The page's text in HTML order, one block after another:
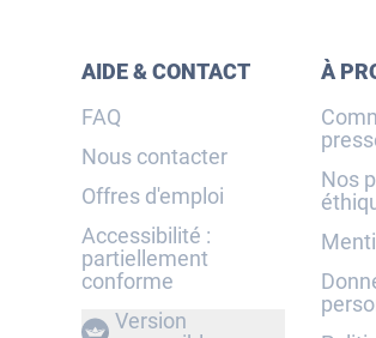
AIDE & CONTACT
FAQ
Nous contacter
Offres d'emploi
Accessibilité :
partiellement
conforme
Version
À
Nos